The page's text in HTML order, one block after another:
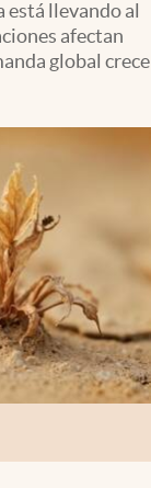
está llevando al
afectan
global crece